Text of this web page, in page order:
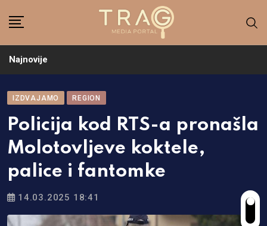
Najnovije
IZDVAJAMO REGION
Policija kod RTS-a pronašla
Molotovljeve koktele,
palice i fantomke
14.03.2025 18:41